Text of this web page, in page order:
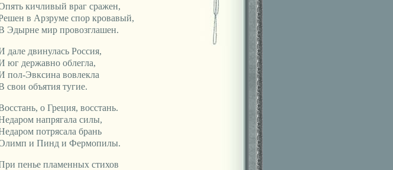
кичливый враг сражен,
в Арзруме спор кровавый,
Эдырне мир провозглашен.
дале двинулась Россия,
юг державно облегла,
пол-Эвксина вовлекла
свои объятия тугие.
о Греция, восстань.
напрягала силы,
потрясала брань
и Пинд и Фермопилы.
пенье пламенных стихов